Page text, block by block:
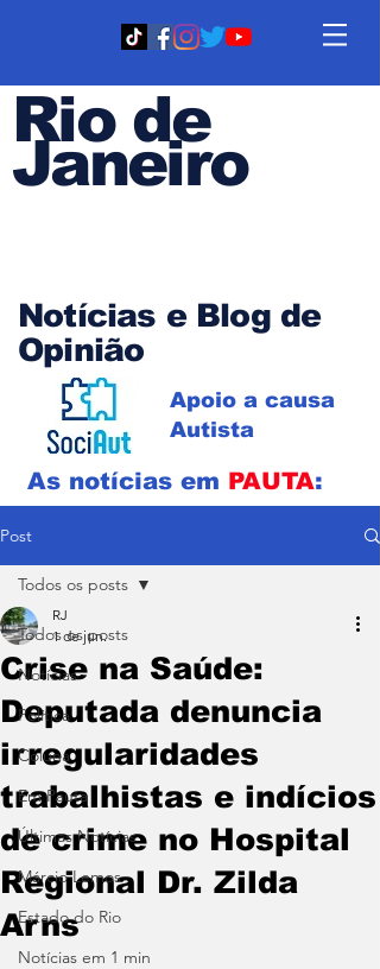
Rio de
Janeiro
Notícias e Blog de
Opinião
Apoio a causa
Autista
As notícias em PAUTA:
Post
Todos os posts
Notícias
Política
Coluna
Em Pauta
Últimas Notícias
Márcio Lemos
Estado do Rio
Notícias em 1 min
Todos os posts
Crise na Saúde:
Deputada denuncia
irregularidades
trabalhistas e indícios
de crime no Hospital
Regional Dr. Zilda
Arns
RJ
1 de jun.